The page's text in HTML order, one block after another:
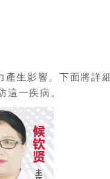
生影響。下面將詳
這一疾病。